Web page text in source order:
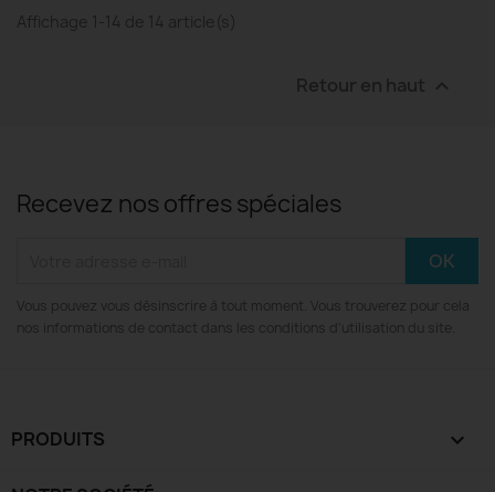
Affichage 1-14 de 14 article(s)
Retour en haut 
Recevez nos offres spéciales
Vous pouvez vous désinscrire à tout moment. Vous trouverez pour cela
nos informations de contact dans les conditions d'utilisation du site.
PRODUITS 